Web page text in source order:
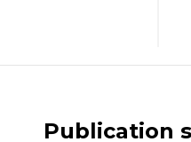
Publication